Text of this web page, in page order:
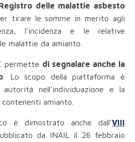
delle malattie asbesto
tirare le somme in merito agli
l'incidenza e le relative
malattie da amianto.
permette di segnalare anche la
. Lo scopo della piattaforma è
nell'individuazione e la
amianto.
è dimostrato anche dall'VIII
da INAIL il 26 febbraio